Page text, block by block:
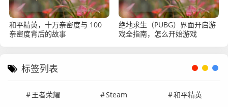
和平精英，十万亲密度与 100
亲密度背后的故事
绝地求生（PUBG）界面开启游
戏全指南，怎么开始游戏
标签列表
王者荣耀 Steam 和平精英